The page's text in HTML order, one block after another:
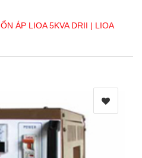
ỔN ÁP LIOA 5KVA DRII | LIOA